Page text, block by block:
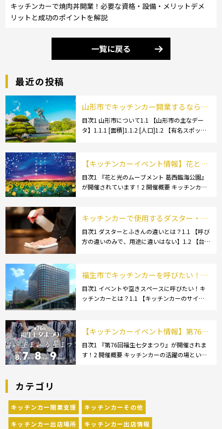
キッチンカーで焼肉丼開業！必要な資格・設備・メリットデメ
リットと成功のポイントを解説
一覧に戻る
最近の投稿
山形市でキッチンカー開業するなら格
安のレンタル・リース！営業許可取得
の流れも解説！
目次1 山形市について1.1 【山形市の主なデー
タ】1.1.1 [面積]1.1.2 [人口]1.2 【有名スポッ
【キッチンカーイベント情報】花と光
のムーブメント 葛西臨海公園が開催さ
れています！
目次1 『花と光のムーブメント 葛西臨海公園』
が開催されています！2 開催概要 キッチンカー
ルメイベントが催されています。 開業前にキ
キッチンカーで使用するダスター・ふ
きんの選び方とは？おすすめ商品3選
も紹介！
目次1 ダスターとふきんの違いとは？1.1 【呼び
方の違いのみで、用途に違いはない】1.2 【台
特徴2.1 【綿】2.2 【マイクロ […]
福生市でキッチンカーを呼びたい！派
遣してもらうにはどうすれば良いの？
依頼の流れや人気メニューを解説
目次1 イベントや空きスペースに呼びたい！キ
ッチンカーとは？1.1 【キッチンカーのサイ
チンカー:1t～ […]
【キッチンカーイベント情報】第76回
福生七夕まつりが開催されます！
目次1 『第76回福生七夕まつり』が開催されま
す！2 開催概要 キッチンカーの活躍の場といえ
カテゴリ
キッチンカー開業支援
キッチンカーその他
キッチンカー出店場所
キッチンカー出店情報